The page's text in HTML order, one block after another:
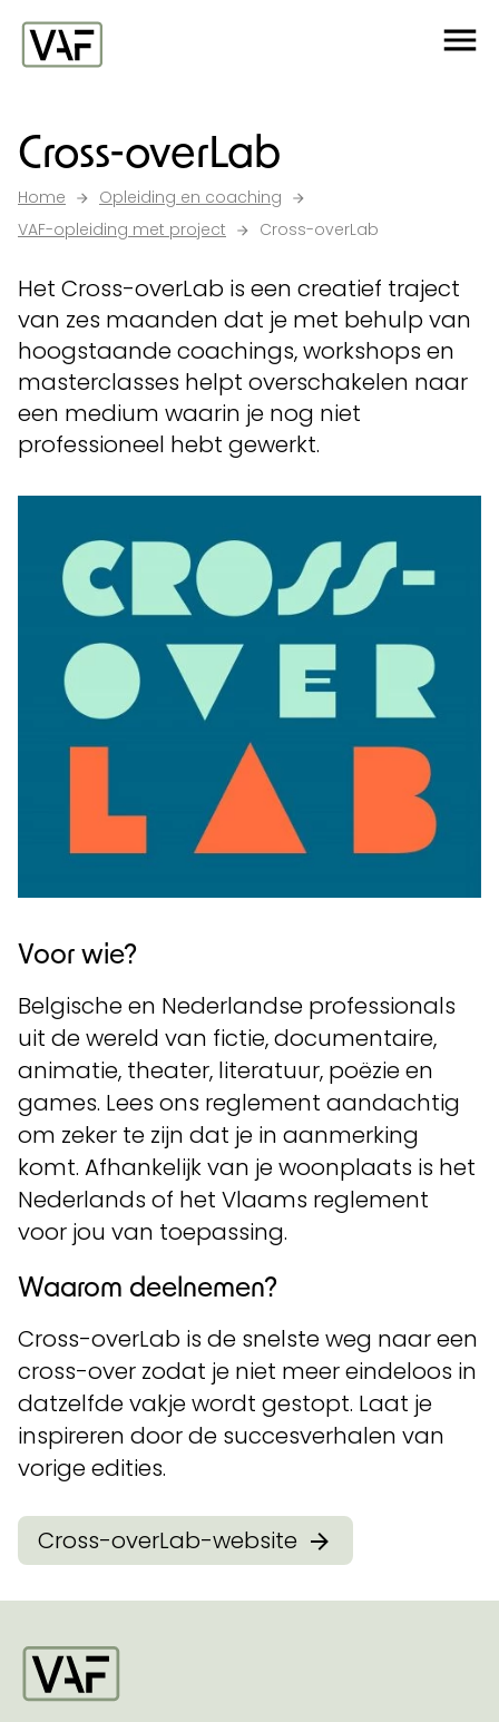
Ga verder naar de inhoud
Cross-overLab
Home
Opleiding en coaching
VAF-opleiding met project
Cross-overLab
Het Cross-overLab is een creatief traject
van zes maanden dat je met behulp van
hoogstaande coachings, workshops en
masterclasses helpt overschakelen naar
een medium waarin je nog niet
professioneel hebt gewerkt.
Voor wie?
Belgische en Nederlandse professionals
uit de wereld van fictie, documentaire,
animatie, theater, literatuur, poëzie en
games. Lees ons reglement aandachtig
om zeker te zijn dat je in aanmerking
komt. Afhankelijk van je woonplaats is het
Nederlands of het Vlaams reglement
voor jou van toepassing.
Waarom deelnemen?
Cross-overLab is de snelste weg naar een
cross-over zodat je niet meer eindeloos in
datzelfde vakje wordt gestopt. Laat je
inspireren door de succesverhalen van
vorige edities.
Cross-overLab-website